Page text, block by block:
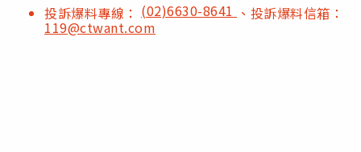
投訴爆料專線： (02)6630-8641 、投訴爆料信箱：
119@ctwant.com